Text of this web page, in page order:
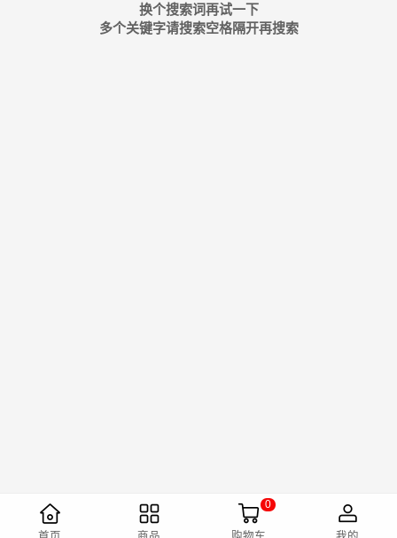
换个搜索词再试一下
多个关键字请搜索空格隔开再搜索
0